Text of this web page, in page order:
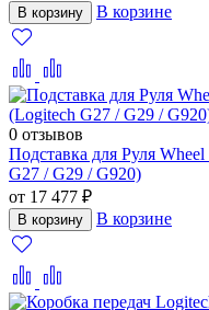
В корзину В корзине
0 отзывов
Подставка для Руля
G27 / G29 / G920)
от 17 477 ₽
В корзину В корзине